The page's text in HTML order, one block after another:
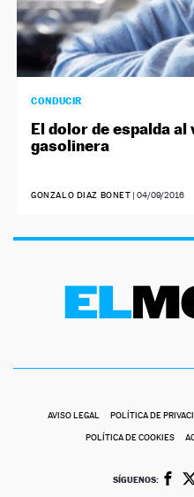
CONDUCIR
El dolor de espalda
gasolinera
GONZALO DIAZ BONET |04/09/2016
AVISO LEGAL POLÍTICA DE
POLÍTICA DE COOKIES
SÍGUENOS: